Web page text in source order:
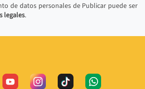
de datos personales de Publicar puede ser
legales.